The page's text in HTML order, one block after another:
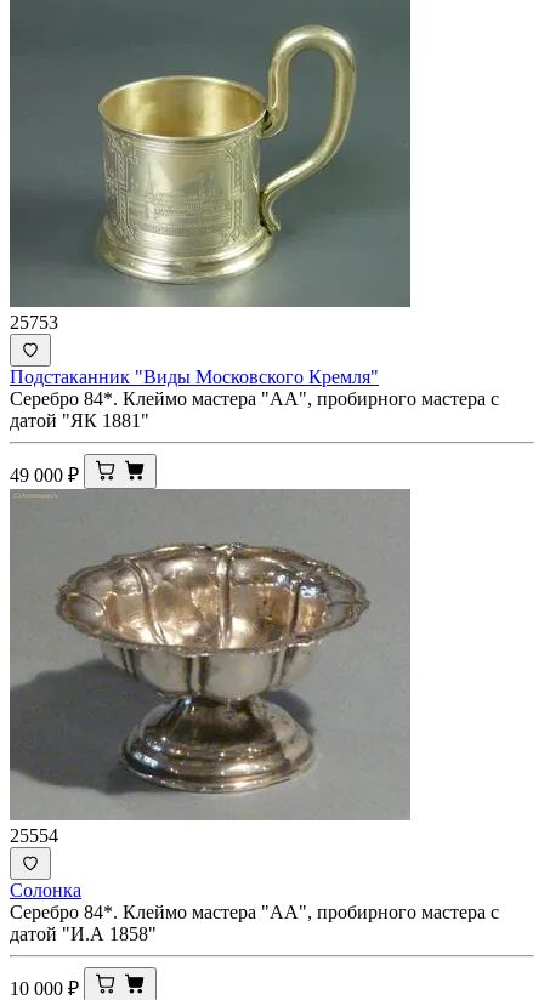
25753
Подстаканник "Виды Московского Кремля"
Серебро 84*. Клеймо мастера "АА", пробирного мастера с
датой "ЯК 1881"
49 000 ₽
25554
Солонка
Серебро 84*. Клеймо мастера "АА", пробирного мастера с
датой "И.А 1858"
10 000 ₽